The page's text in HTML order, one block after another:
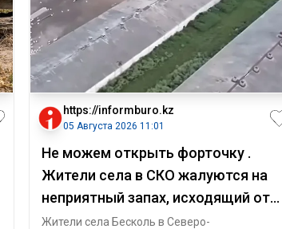
https://informburo.kz
05 Августа 2026 11:01
Не можем открыть форточку .
Жители села в СКО жалуются на
неприятный запах, исходящий от
птицефабрик
Жители села Бесколь в Северо-